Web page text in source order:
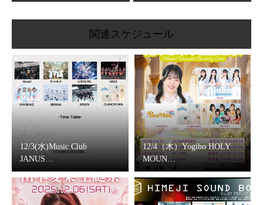
関連スケジュール
12/3(水)Music Club
JANUS…
12/4（木）Yogibo HOLY
MOUN…